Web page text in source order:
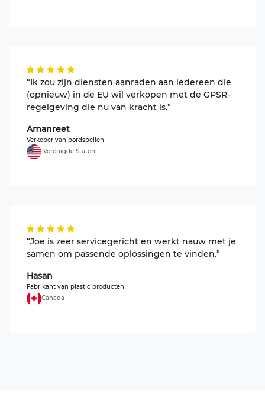
“Ik zou zijn diensten aanraden aan iedereen die
(opnieuw) in de EU wil verkopen met de GPSR-
regelgeving die nu van kracht is.”
Amanreet
Verkoper van bordspellen
Verenigde Staten
“Joe is zeer servicegericht en werkt nauw met je
samen om passende oplossingen te vinden.”
Hasan
Fabrikant van plastic producten
Canada